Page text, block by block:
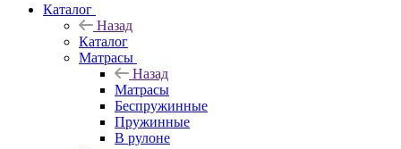
Каталог
Назад
Каталог
Матрасы
Назад
Матрасы
Беспружинные
Пружинные
В рулоне